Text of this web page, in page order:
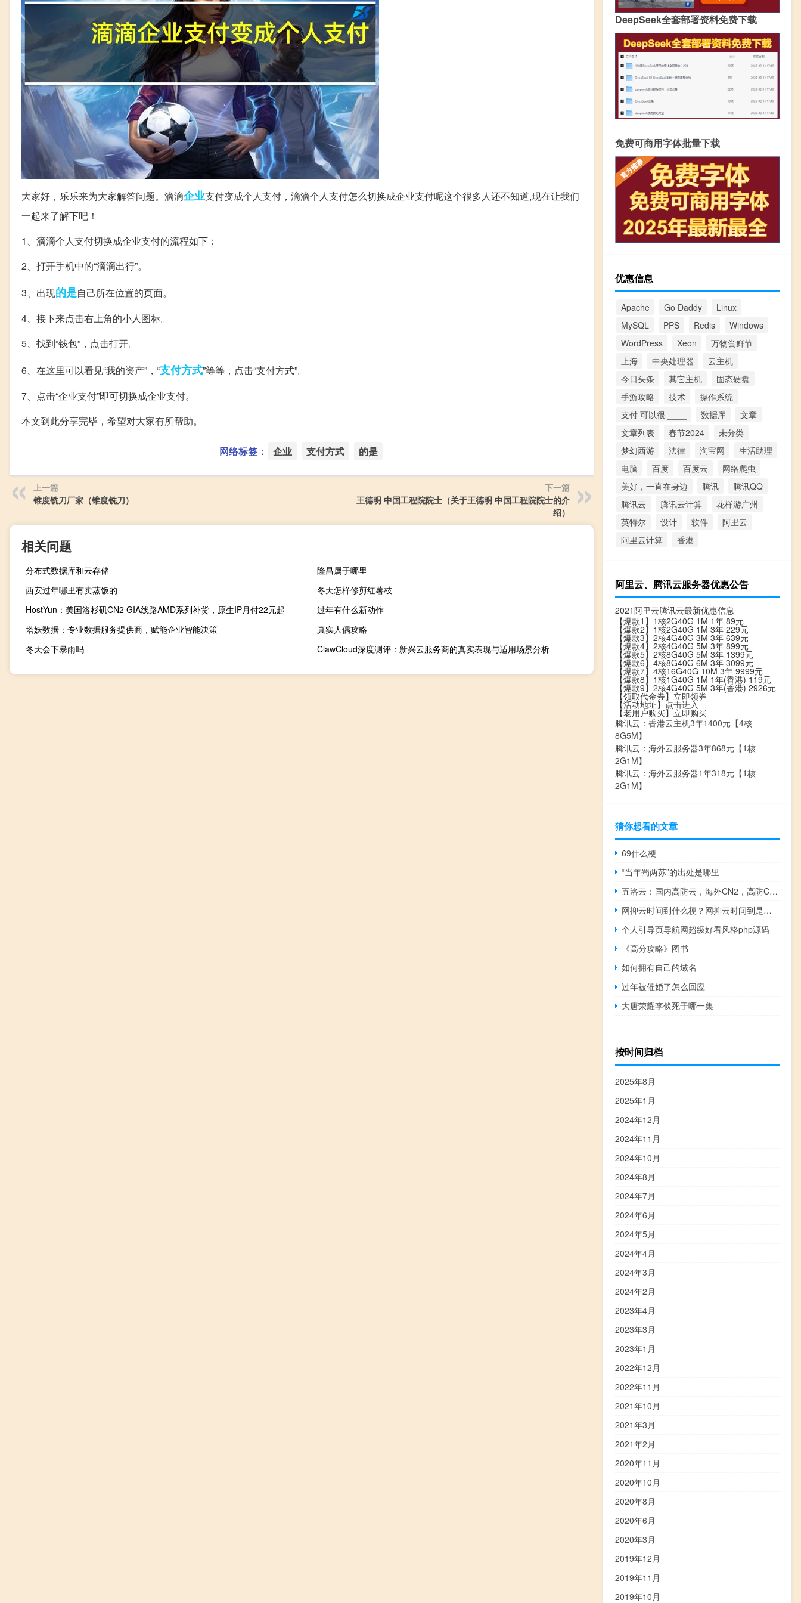
大家好，乐乐来为大家解答问题。滴滴企业支付变成个人支付，滴滴个人支付怎么切换成企业支付呢这个很多人还不知道,现在让我们
一起来了解下吧！
1、滴滴个人支付切换成企业支付的流程如下：
2、打开手机中的“滴滴出行”。
3、出现的是自己所在位置的页面。
4、接下来点击右上角的小人图标。
5、找到“钱包”，点击打开。
6、在这里可以看见“我的资产”，“支付方式”等等，点击“支付方式”。
7、点击“企业支付”即可切换成企业支付。
本文到此分享完毕，希望对大家有所帮助。
网络标签： 企业 支付方式 的是
上一篇
锥度铣刀厂家（锥度铣刀）
下一篇
王德明 中国工程院院士（关于王德明 中国工程院院士的介
绍）
相关问题
分布式数据库和云存储
隆昌属于哪里
西安过年哪里有卖蒸饭的
冬天怎样修剪红薯枝
HostYun：美国洛杉矶CN2 GIA线路AMD系列补货，原生IP月付22元起
过年有什么新动作
塔妖数据：专业数据服务提供商，赋能企业智能决策
真实人偶攻略
冬天会下暴雨吗
ClawCloud深度测评：新兴云服务商的真实表现与适用场景分析
DeepSeek全套部署资料免费下载
免费可商用字体批量下载
优惠信息
Apache Go Daddy
Linux
MySQL
PPS Redis
Windows
WordPress
Xeon
万物尝鲜节
上海
中央处理器
云主机
今日头条
其它主机
固态硬盘
手游攻略
技术
操作系统
支付 可以很 ____
数据库
文章
文章列表
春节2024
未分类
梦幻西游
法律 淘宝网
生活助理
电脑
百度 百度云
网络爬虫
美好，一直在身边
腾讯
腾讯QQ
腾讯云
腾讯云计算
花样游广州
英特尔
设计 软件
阿里云
阿里云计算
香港
阿里云、腾讯云服务器优惠公告
2021阿里云腾讯云最新优惠信息
【爆款1】1核2G40G 1M 1年 89元
【爆款2】1核2G40G 1M 3年 229元
【爆款3】2核4G40G 3M 3年 639元
【爆款4】2核4G40G 5M 3年 899元
【爆款5】2核8G40G 5M 3年 1399元
【爆款6】4核8G40G 6M 3年 3099元
【爆款7】4核16G40G 10M 3年 9999元
【爆款8】1核1G40G 1M 1年(香港) 119元
【爆款9】2核4G40G 5M 3年(香港) 2926元
【领取代金券】 立即领券
【活动地址】 点击进入
【老用户购买】立即购买
腾讯云： 香港云主机3年1400元【4核
8G5M】
腾讯云： 海外云服务器3年868元【1核
2G1M】
腾讯云： 海外云服务器1年318元【1核
2G1M】
猜你想看的文章
69什么梗
“当年蜀两苏”的出处是哪里
五洛云：国内高防云，海外CN2，高防CDN,宿主机服务器,含优惠码,热销中
网抑云时间到什么梗？网抑云时间到是什么意思什么梗
个人引导页导航网超级好看风格php源码
《高分攻略》图书
如何拥有自己的域名
过年被催婚了怎么回应
大唐荣耀李倓死于哪一集
按时间归档
2025年8月
2025年1月
2024年12月
2024年11月
2024年10月
2024年8月
2024年7月
2024年6月
2024年5月
2024年4月
2024年3月
2024年2月
2023年4月
2023年3月
2023年1月
2022年12月
2022年11月
2021年10月
2021年3月
2021年2月
2020年11月
2020年10月
2020年8月
2020年6月
2020年3月
2019年12月
2019年11月
2019年10月